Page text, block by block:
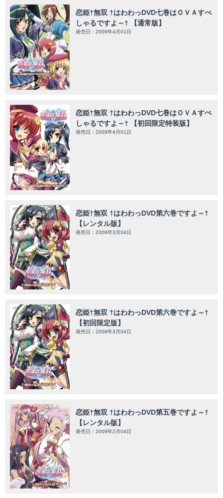
恋姫†無双 †はわわっDVD七巻はＯＶＡすぺ
しゃるですよ～† 【通常版】
発売日：2009年4月01日
恋姫†無双 †はわわっDVD七巻はＯＶＡすぺ
しゃるですよ～† 【初回限定特装版】
発売日：2009年4月01日
恋姫†無双 †はわわっDVD第六巻ですよ～†
【レンタル版】
発売日：2009年3月04日
恋姫†無双 †はわわっDVD第六巻ですよ～†
【初回限定版】
発売日：2009年3月04日
恋姫†無双 †はわわっDVD第五巻ですよ～†
【レンタル版】
発売日：2009年2月04日